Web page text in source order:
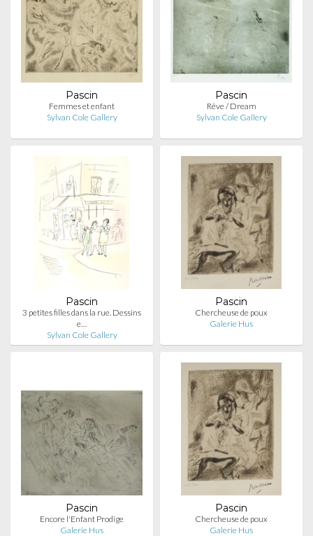
Pascin
Femmes et enfant
Sylvan Cole Gallery
Pascin
Rêve / Dream
Sylvan Cole Gallery
Pascin
3 petites filles dans la rue. Dessins
e…
Sylvan Cole Gallery
Pascin
Chercheuse de poux
Galerie Hus
Pascin
Encore l'Enfant Prodige
Galerie Hus
Pascin
Chercheuse de poux
Galerie Hus